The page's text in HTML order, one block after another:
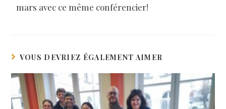
mars avec ce même conférencier!
VOUS DEVRIEZ ÉGALEMENT AIMER